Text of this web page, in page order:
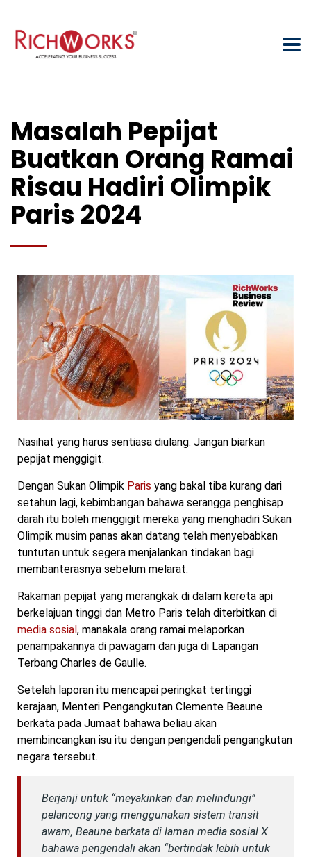
Masalah Pepijat
Buatkan Orang Ramai
Risau Hadiri Olimpik
Paris 2024
Nasihat yang harus sentiasa diulang: Jangan biarkan
pepijat menggigit.
Dengan Sukan Olimpik Paris yang bakal tiba kurang dari
setahun lagi, kebimbangan bahawa serangga penghisap
darah itu boleh menggigit mereka yang menghadiri Sukan
Olimpik musim panas akan datang telah menyebabkan
tuntutan untuk segera menjalankan tindakan bagi
membanterasnya sebelum melarat.
Rakaman pepijat yang merangkak di dalam kereta api
berkelajuan tinggi dan Metro Paris telah diterbitkan di
media sosial, manakala orang ramai melaporkan
penampakannya di pawagam dan juga di Lapangan
Terbang Charles de Gaulle.
Setelah laporan itu mencapai peringkat tertinggi
kerajaan, Menteri Pengangkutan Clemente Beaune
berkata pada Jumaat bahawa beliau akan
membincangkan isu itu dengan pengendali pengangkutan
negara tersebut.
Berjanji untuk “meyakinkan dan melindungi”
pelancong yang menggunakan sistem transit
awam, Beaune berkata di laman media sosial X
bahawa pengendali akan “bertindak lebih untuk